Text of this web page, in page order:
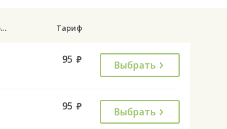
Дни курсирования Тариф
95 руб. Выбрать
95 руб. Выбрать